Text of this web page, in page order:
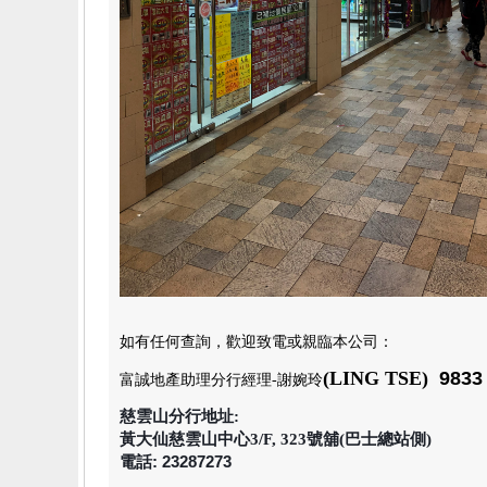
如有任何查詢，歡迎致電或親臨本公司 ：
富誠地產助理分行經理-謝婉玲(LING TSE) 9833
慈雲山分行地址:
黃大仙慈雲山中心3/F, 323號舖(巴士總站側)
電話: 23287273